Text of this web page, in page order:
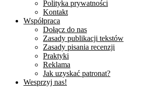
Polityka prywatności
Kontakt
Współpraca
Dołącz do nas
Zasady publikacji tekstów
Zasady pisania recenzji
Praktyki
Reklama
Jak uzyskać patronat?
Wesprzyj nas!